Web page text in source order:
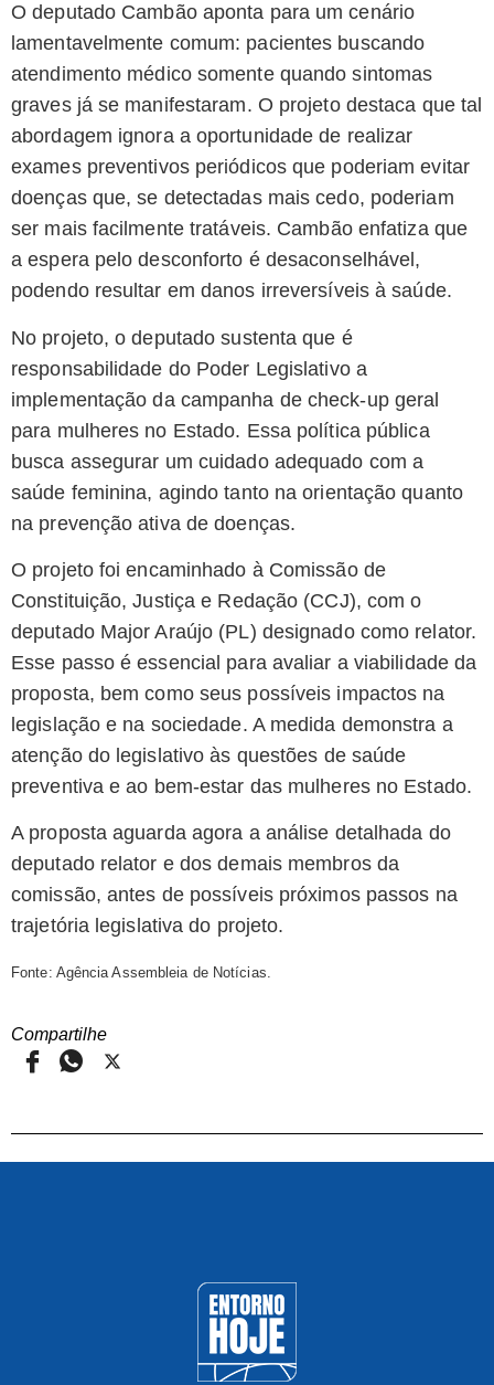
O deputado Cambão aponta para um cenário
lamentavelmente comum: pacientes buscando
atendimento médico somente quando sintomas
graves já se manifestaram. O projeto destaca que tal
abordagem ignora a oportunidade de realizar
exames preventivos periódicos que poderiam evitar
doenças que, se detectadas mais cedo, poderiam
ser mais facilmente tratáveis. Cambão enfatiza que
a espera pelo desconforto é desaconselhável,
podendo resultar em danos irreversíveis à saúde.
No projeto, o deputado sustenta que é
responsabilidade do Poder Legislativo a
implementação da campanha de check-up geral
para mulheres no Estado. Essa política pública
busca assegurar um cuidado adequado com a
saúde feminina, agindo tanto na orientação quanto
na prevenção ativa de doenças.
O projeto foi encaminhado à Comissão de
Constituição, Justiça e Redação (CCJ), com o
deputado Major Araújo (PL) designado como relator.
Esse passo é essencial para avaliar a viabilidade da
proposta, bem como seus possíveis impactos na
legislação e na sociedade. A medida demonstra a
atenção do legislativo às questões de saúde
preventiva e ao bem-estar das mulheres no Estado.
A proposta aguarda agora a análise detalhada do
deputado relator e dos demais membros da
comissão, antes de possíveis próximos passos na
trajetória legislativa do projeto.
Fonte: Agência Assembleia de Notícias.
Compartilhe